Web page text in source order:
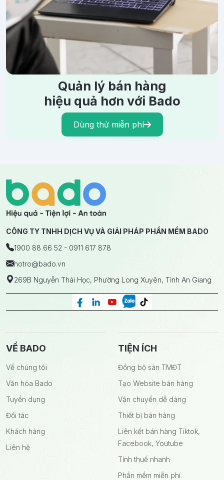
Quản lý bán hàng
hiệu quả hơn với Bado
Dùng thử miễn phí
CÔNG TY TNHH DỊCH VỤ VÀ GIẢI PHÁP PHẦN MỀM BADO
1900 88 66 52 - 0911 617 878
hotro@bado.vn
269B Nguyễn Thái Học, Phường Long Xuyên, Tỉnh An Giang
VỀ BADO
Về chúng tôi
Văn hóa Bado
Tuyển dụng
Đối tác
Khách hàng
Liên hệ
TIỆN ÍCH
Đồng bộ sàn TMĐT
Tạo Website bán hàng
Vận chuyển dễ dàng
Thiết bị bán hàng
Liên kết bán hàng Tiktok,
Facebook, Youtube
Tính thuế nhanh
Phần mềm miễn phí